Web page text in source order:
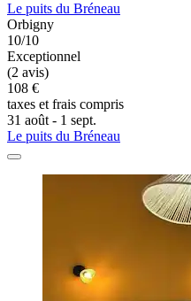
Le puits du Bréneau
Orbigny
10/10
Exceptionnel
(2 avis)
108 €
taxes et frais compris
31 août - 1 sept.
Le puits du Bréneau